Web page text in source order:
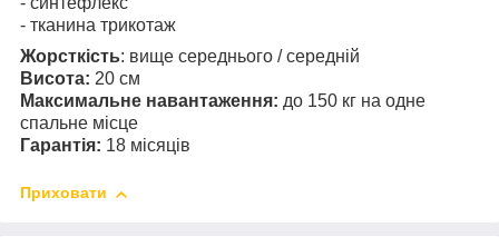
- тканина трикотаж
Жорсткість: вище середнього / середній
Висота: 20 см
Максимальне навантаження: до 150 кг на одне
спальне місце
Гарантія: 18 місяців
Приховати